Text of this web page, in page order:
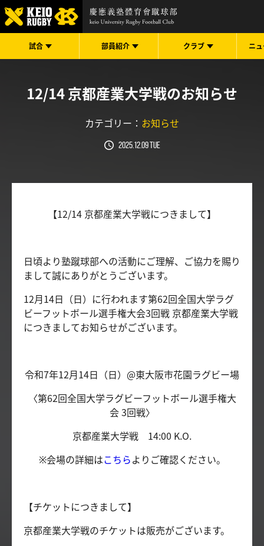
試合 部員紹介 クラブ ニ
12/14 京都産業大学戦のお知らせ
カテゴリー： お知らせ
2025.12.09 Tue
【12/14 京都産業大学戦につきまして】
日頃より塾蹴球部への活動にご理解、ご協力を賜り
まして誠にありがとうございます。
12月14日（日）に行われます第62回全国大学ラグ
ビーフットボール選手権大会3回戦 京都産業大学戦
につきましてお知らせがございます。
令和7年12月14日（日）@東大阪市花園ラグビー場
〈第62回全国大学ラグビーフットボール選手権大
会 3回戦〉
京都産業大学戦 14:00 K.O.
※会場の詳細はこちらよりご確認ください。
【チケットにつきまして】
京都産業大学戦のチケットは販売がございます。